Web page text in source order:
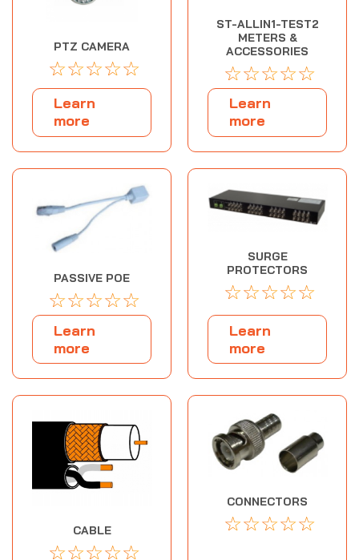
PTZ CAMERA
☆☆☆☆☆
Learn
more
ST-ALLIN1-TEST2
METERS &
ACCESSORIES
☆☆☆☆☆
Learn
more
PASSIVE POE
☆☆☆☆☆
Learn
more
SURGE
PROTECTORS
☆☆☆☆☆
Learn
more
CABLE
☆☆☆☆☆
CONNECTORS
☆☆☆☆☆